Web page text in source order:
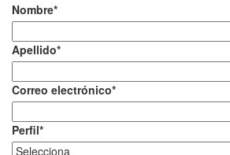
Nombre*
Apellido*
Correo electrónico*
Perfil*